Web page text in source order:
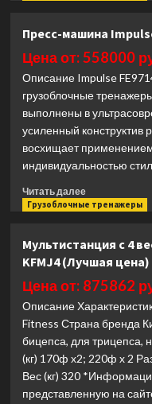
ног
стоя
Digger
HD018-
5
(Лучшая
цена)
Пресс-машина
Цена от: 558000
Описание Impulse
грузоблочные
выполнены в
усиленный конструктив
восхищает
индивидуальностью
Читать далееПрочитать
больше
машина
Impulse
FE9714
(Лучшая
цена)
Грузоблочные тренажеры
Мультистанция с 4
KFMJ4 (Лучшая цена)
Цена от: 875862
Описание
Fitness Страна бренда
бицепса, для трицепса,
(кг) 170ф х2; 220ф х 2
Вес (кг) 320
представленную на